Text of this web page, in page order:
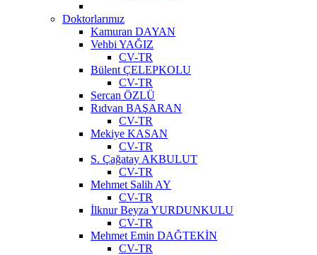
Doktorlarımız
Kamuran DAYAN
Vehbi YAĞIZ
CV-TR
Bülent ÇELEPKOLU
CV-TR
Sercan ÖZLÜ
Rıdvan BAŞARAN
CV-TR
Mekiye KASAN
CV-TR
S. Çağatay AKBULUT
CV-TR
Mehmet Salih AY
CV-TR
İlknur Beyza YURDUNKULU
CV-TR
Mehmet Emin DAĞTEKİN
CV-TR